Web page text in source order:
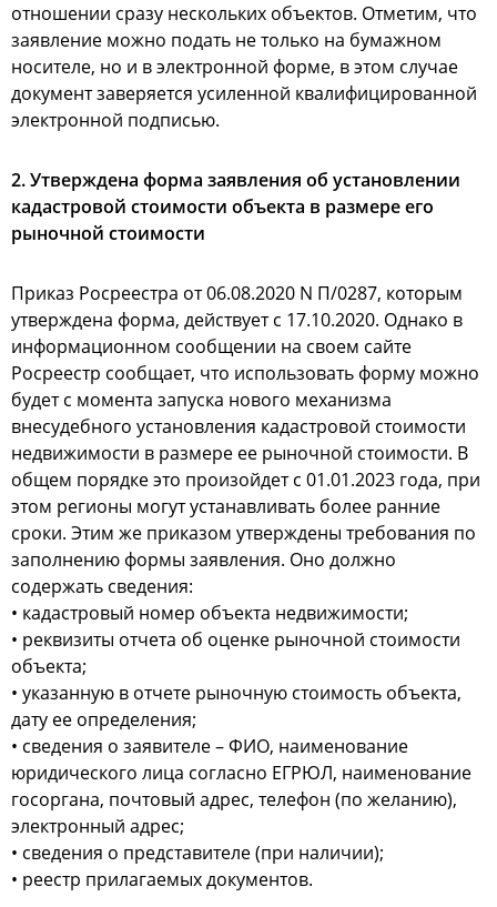
отношении сразу нескольких объектов. Отметим, что
заявление можно подать не только на бумажном
носителе, но и в электронной форме, в этом случае
документ заверяется усиленной квалифицированной
электронной подписью.
2. Утверждена форма заявления об установлении
кадастровой стоимости объекта в размере его
рыночной стоимости
Приказ Росреестра от 06.08.2020 N П/0287, которым
утверждена форма, действует с 17.10.2020. Однако в
информационном сообщении на своем сайте
Росреестр сообщает, что использовать форму можно
будет с момента запуска нового механизма
внесудебного установления кадастровой стоимости
недвижимости в размере ее рыночной стоимости. В
общем порядке это произойдет с 01.01.2023 года, при
этом регионы могут устанавливать более ранние
сроки. Этим же приказом утверждены требования по
заполнению формы заявления. Оно должно
содержать сведения:
• кадастровый номер объекта недвижимости;
• реквизиты отчета об оценке рыночной стоимости
объекта;
• указанную в отчете рыночную стоимость объекта,
дату ее определения;
• сведения о заявителе – ФИО, наименование
юридического лица согласно ЕГРЮЛ, наименование
госоргана, почтовый адрес, телефон (по желанию),
электронный адрес;
• сведения о представителе (при наличии);
• реестр прилагаемых документов.